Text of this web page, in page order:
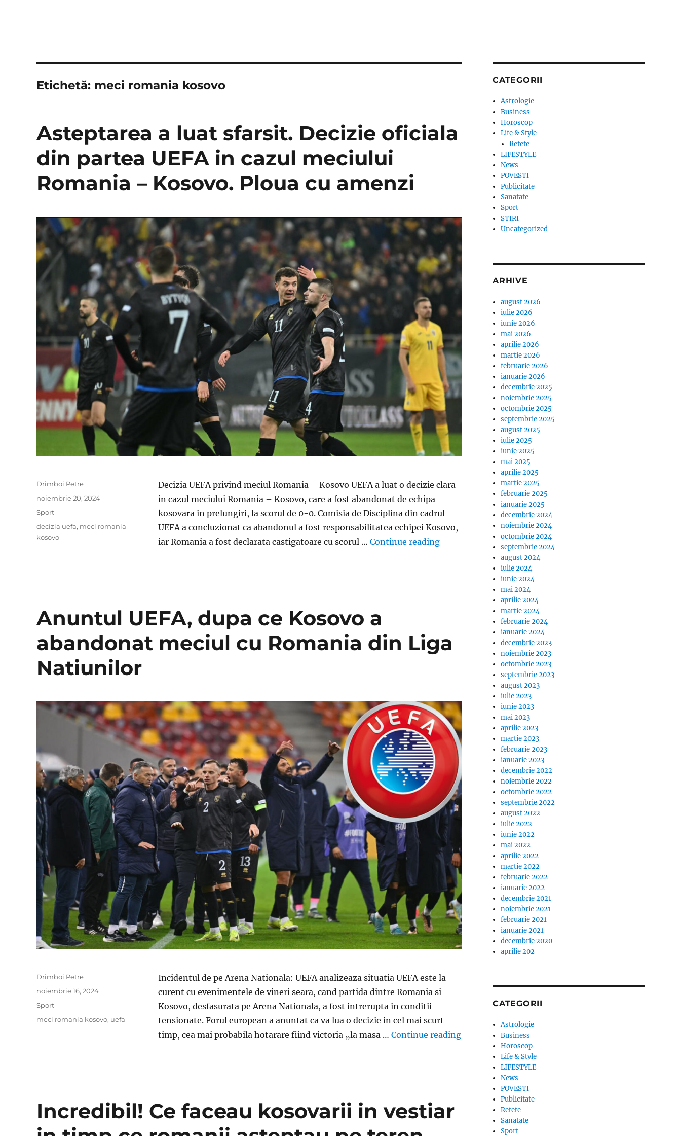
Etichetă: meci romania kosovo
Asteptarea a luat sfarsit. Decizie oficiala
din partea UEFA in cazul meciului
Romania – Kosovo. Ploua cu amenzi
Decizia UEFA privind meciul Romania – Kosovo UEFA a luat o decizie clara
in cazul meciului Romania – Kosovo, care a fost abandonat de echipa
kosovara in prelungiri, la scorul de 0-0. Comisia de Disciplina din cadrul
UEFA a concluzionat ca abandonul a fost responsabilitatea echipei Kosovo,
iar Romania a fost declarata castigatoare cu scorul … Continue reading„Asteptarea a luat sfarsit. Decizie oficiala din partea UEFA
Author
Drimboi Petre
Posted
noiembrie 20, 2024
Categories
Sport
Tags
decizia uefa, meci romania
kosovo
Anuntul UEFA, dupa ce Kosovo a
abandonat meciul cu Romania din Liga
Natiunilor
Incidentul de pe Arena Nationala: UEFA analizeaza situatia UEFA este la
curent cu evenimentele de vineri seara, cand partida dintre Romania si
Kosovo, desfasurata pe Arena Nationala, a fost intrerupta in conditii
tensionate. Forul european a anuntat ca va lua o decizie in cel mai scurt
timp, cea mai probabila hotarare fiind victoria „la masa … Continue reading„Anuntul UEFA, dupa ce Kosovo a abandonat meciul
Author
Drimboi Petre
Posted
on
noiembrie 16, 2024
Categories
Sport
Tags
meci romania kosovo, uefa
Incredibil! Ce faceau kosovarii in vestiar
CATEGORII
Astrologie
Business
Horoscop
Life & Style
Retete
LIFESTYLE
News
POVESTI
Publicitate
Sanatate
Sport
STIRI
Uncategorized
ARHIVE
august 2026
iulie 2026
iunie 2026
mai 2026
aprilie 2026
martie 2026
februarie 2026
ianuarie 2026
decembrie 2025
noiembrie 2025
octombrie 2025
septembrie 2025
august 2025
iulie 2025
iunie 2025
mai 2025
aprilie 2025
martie 2025
februarie 2025
ianuarie 2025
decembrie 2024
noiembrie 2024
octombrie 2024
septembrie 2024
august 2024
iulie 2024
iunie 2024
mai 2024
aprilie 2024
martie 2024
februarie 2024
ianuarie 2024
decembrie 2023
noiembrie 2023
octombrie 2023
septembrie 2023
august 2023
iulie 2023
iunie 2023
mai 2023
aprilie 2023
martie 2023
februarie 2023
ianuarie 2023
decembrie 2022
noiembrie 2022
octombrie 2022
septembrie 2022
august 2022
iulie 2022
iunie 2022
mai 2022
aprilie 2022
martie 2022
februarie 2022
ianuarie 2022
decembrie 2021
noiembrie 2021
februarie 2021
ianuarie 2021
decembrie 2020
aprilie 202
CATEGORII
Astrologie
Business
Horoscop
Life & Style
LIFESTYLE
News
POVESTI
Publicitate
Retete
Sanatate
Sport